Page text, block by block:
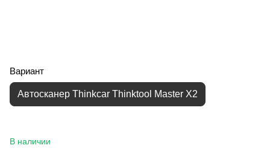
Вариант
Автосканер Thinkcar Thinktool Master X2
В наличии